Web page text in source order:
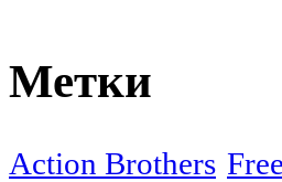
Метки
Action Brothers